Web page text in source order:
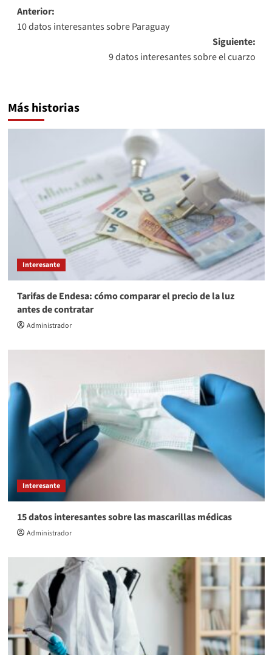
Navegación
de
Anterior:
10 datos interesantes sobre Paraguay
Siguiente:
9 datos interesantes sobre el cuarzo
Más historias
Interesante
Tarifas de Endesa: cómo comparar el precio de la luz
antes de contratar
Administrador
Interesante
15 datos interesantes sobre las mascarillas médicas
Administrador